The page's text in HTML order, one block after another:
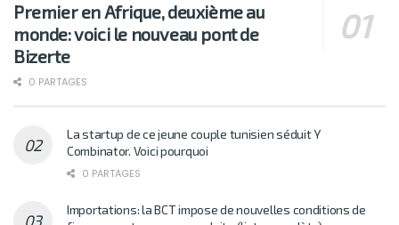
Premier en Afrique, deuxième au
monde: voici le nouveau pont de
Bizerte
0 PARTAGES
La startup de ce jeune couple tunisien séduit Y
Combinator. Voici pourquoi
0 PARTAGES
Importations: la BCT impose de nouvelles conditions de